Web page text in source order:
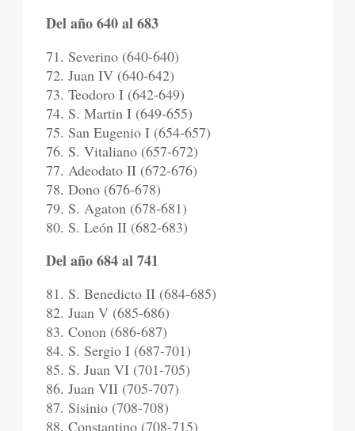
Del año 640 al 683
71. Severino (640-640)
72. Juan IV (640-642)
73. Teodoro I (642-649)
74. S. Martin I (649-655)
75. San Eugenio I (654-657)
76. S. Vitaliano (657-672)
77. Adeodato II (672-676)
78. Dono (676-678)
79. S. Agaton (678-681)
80. S. León II (682-683)
Del año 684 al 741
81. S. Benedicto II (684-685)
82. Juan V (685-686)
83. Conon (686-687)
84. S. Sergio I (687-701)
85. S. Juan VI (701-705)
86. Juan VII (705-707)
87. Sisinio (708-708)
88. Constantino (708-715)